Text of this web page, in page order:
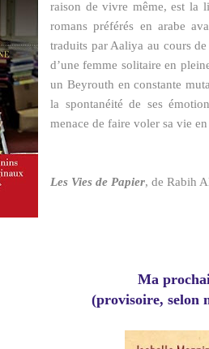
raison de vivre même, est la
romans préférés en arabe
traduits par Aaliya au cours
d’une femme solitaire en
un Beyrouth en constante
la spontanéité de ses
menace de faire voler sa vie en
Les Vies de Papier, de Rabih
Ma
(provisoire, selon